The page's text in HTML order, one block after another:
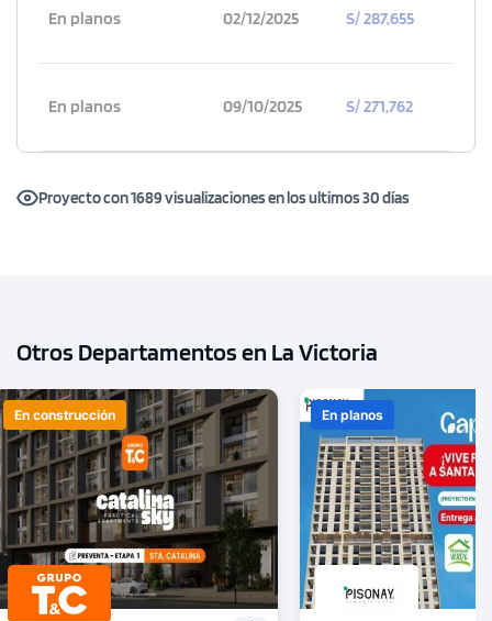
En planos 02/12/2025 S/ 287,655
En planos 09/10/2025 S/ 271,762
Proyecto con 1689 visualizaciones en los ultimos 30 días
Otros Departamentos en La Victoria
En construcción En planos